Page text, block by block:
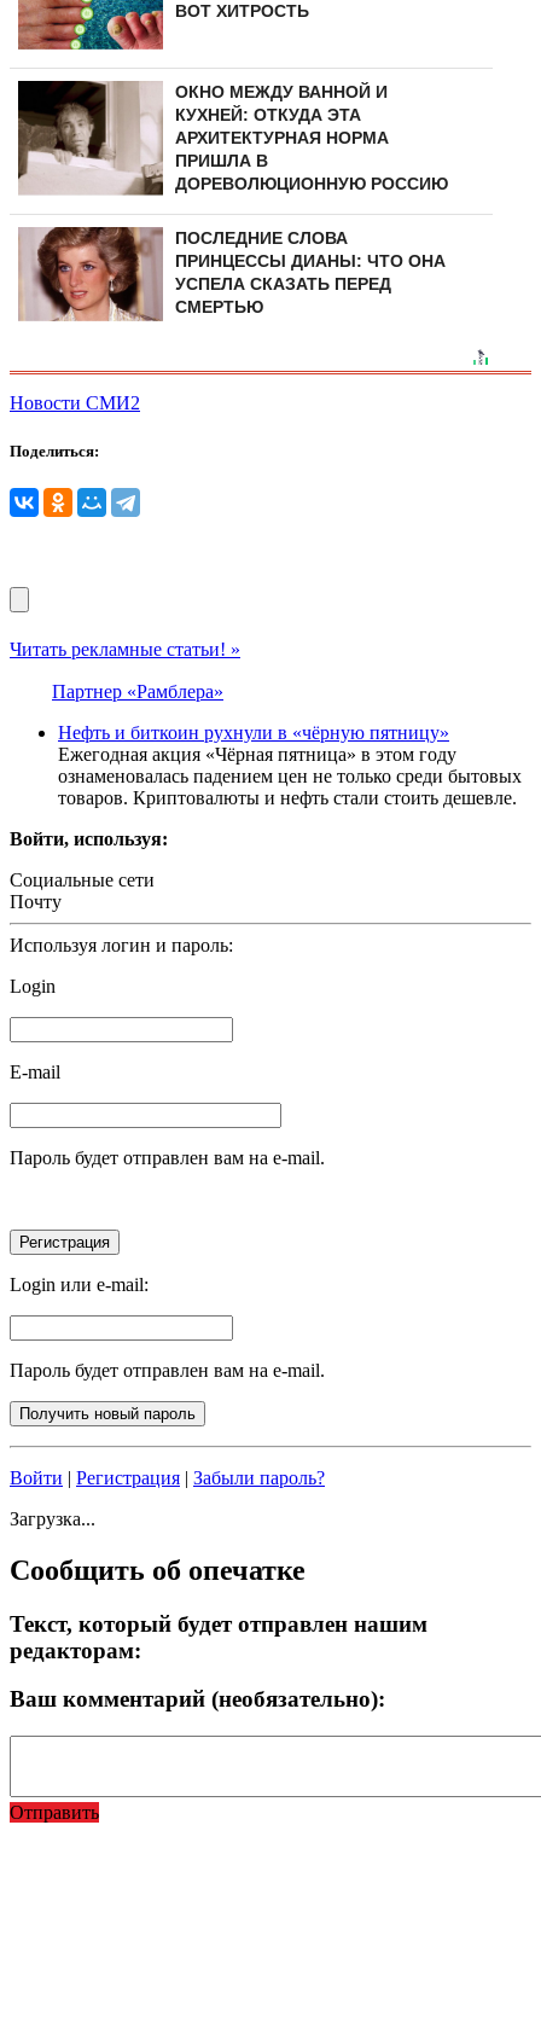
ВОТ ХИТРОСТЬ
ОКНО МЕЖДУ ВАННОЙ И
КУХНЕЙ: ОТКУДА ЭТА
АРХИТЕКТУРНАЯ НОРМА
ПРИШЛА В
ДОРЕВОЛЮЦИОННУЮ РОССИЮ
ПОСЛЕДНИЕ СЛОВА
ПРИНЦЕССЫ ДИАНЫ: ЧТО ОНА
УСПЕЛА СКАЗАТЬ ПЕРЕД
СМЕРТЬЮ
Новости СМИ2
Поделиться:
Читать рекламные статьи! »
Партнер «Рамблера»
Нефть и биткоин рухнули в «чёрную пятницу»
Ежегодная акция «Чёрная пятница» в этом году
ознаменовалась падением цен не только среди бытовых
товаров. Криптовалюты и нефть стали стоить дешевле.
Войти, используя:
Социальные сети
Почту
Используя логин и пароль:
Login
E-mail
Пароль будет отправлен вам на e-mail.
Login или e-mail:
Пароль будет отправлен вам на e-mail.
Войти | Регистрация | Забыли пароль?
Загрузка...
Сообщить об опечатке
Текст, который будет отправлен нашим
редакторам:
Ваш комментарий (необязательно):
Отправить